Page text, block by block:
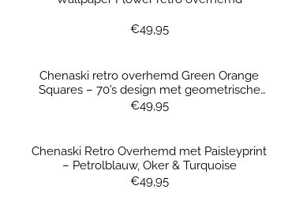
Prijs: 49,95
€49,95
Chenaski retro overhemd Green Orange
Squares – 70’s design met geometrische
printPrijs: 49,95
€49,95
Chenaski Retro Overhemd met Paisleyprint
– Petrolblauw, Oker & Turquoise
Prijs: 49,95
€49,95